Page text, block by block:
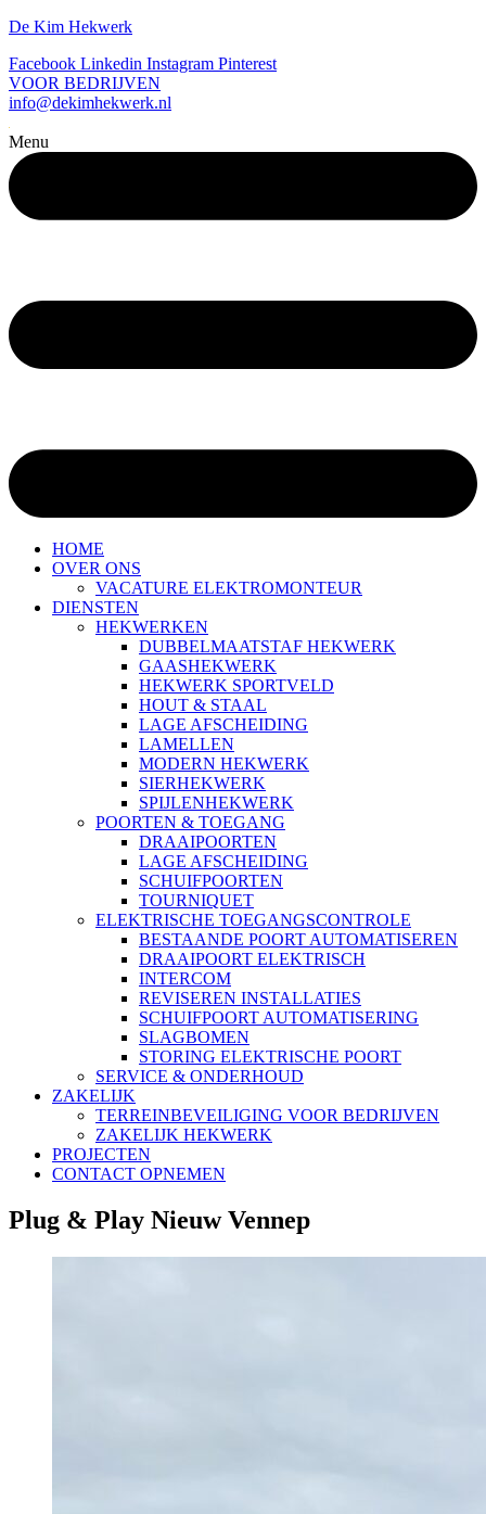
De Kim Hekwerk
Facebook Linkedin Instagram Pinterest
VOOR BEDRIJVEN
info@dekimhekwerk.nl
Menu
HOME
OVER ONS
VACATURE ELEKTROMONTEUR
DIENSTEN
HEKWERKEN
DUBBELMAATSTAF HEKWERK
GAASHEKWERK
HEKWERK SPORTVELD
HOUT & STAAL
LAGE AFSCHEIDING
LAMELLEN
MODERN HEKWERK
SIERHEKWERK
SPIJLENHEKWERK
POORTEN & TOEGANG
DRAAIPOORTEN
LAGE AFSCHEIDING
SCHUIFPOORTEN
TOURNIQUET
ELEKTRISCHE TOEGANGSCONTROLE
BESTAANDE POORT AUTOMATISEREN
DRAAIPOORT ELEKTRISCH
INTERCOM
REVISEREN INSTALLATIES
SCHUIFPOORT AUTOMATISERING
SLAGBOMEN
STORING ELEKTRISCHE POORT
SERVICE & ONDERHOUD
ZAKELIJK
TERREINBEVEILIGING VOOR BEDRIJVEN
ZAKELIJK HEKWERK
PROJECTEN
CONTACT OPNEMEN
Plug & Play Nieuw Vennep